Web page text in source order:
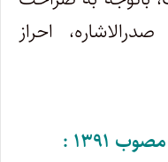
احراز